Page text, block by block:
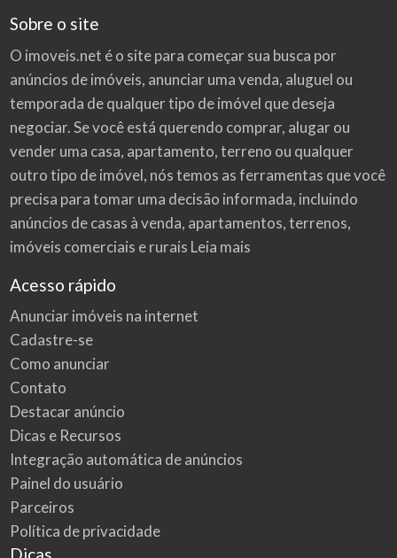
Sobre o site
O imoveis.net é o site para começar sua busca por
anúncios de imóveis, anunciar uma venda, aluguel ou
temporada de qualquer tipo de imóvel que deseja
negociar. Se você está querendo comprar, alugar ou
vender uma casa, apartamento, terreno ou qualquer
outro tipo de imóvel, nós temos as ferramentas que você
precisa para tomar uma decisão informada, incluindo
anúncios de casas à venda, apartamentos, terrenos,
imóveis comerciais e rurais Leia mais
Acesso rápido
Anunciar imóveis na internet
Cadastre-se
Como anunciar
Contato
Destacar anúncio
Dicas e Recursos
Integração automática de anúncios
Painel do usuário
Parceiros
Política de privacidade